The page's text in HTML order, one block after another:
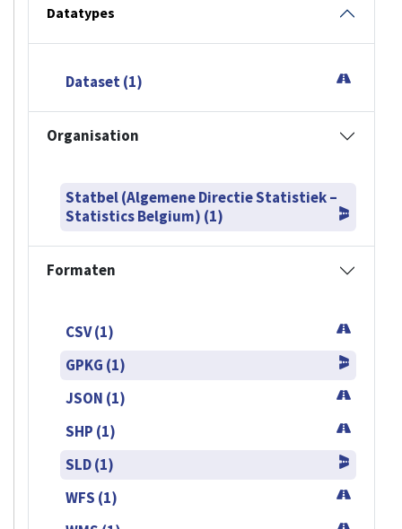
Datatypes
Dataset (1)
Organisation
Statbel (Algemene Directie Statistiek –
Statistics Belgium) (1)
Formaten
CSV (1)
GPKG (1)
JSON (1)
SHP (1)
SLD (1)
WFS (1)